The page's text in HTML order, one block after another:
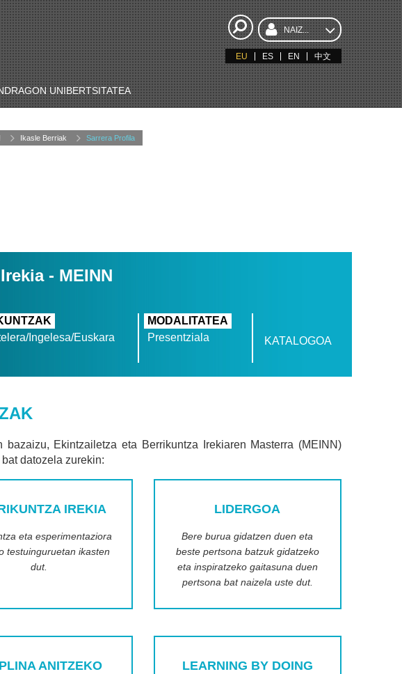
NAIZ...
EU ES EN 中文
UNIBERTSITATEA
Ikasle Berriak Sarrera Profila
- MEINN
Ingelesa/Euskara
MODALITATEA
Presentziala
KATALOGOA
Ekintzailetza eta Berrikuntza Irekiaren Masterra (MEINN)
datozela zurekin:
IREKIA
eta esperimentaziora
testuinguruetan ikasten
dut.
LIDERGOA
Bere burua gidatzen duen eta
beste pertsona batzuk gidatzeko
eta inspiratzeko gaitasuna duen
pertsona bat naizela uste dut.
ANITZEKO
LEARNING BY DOING